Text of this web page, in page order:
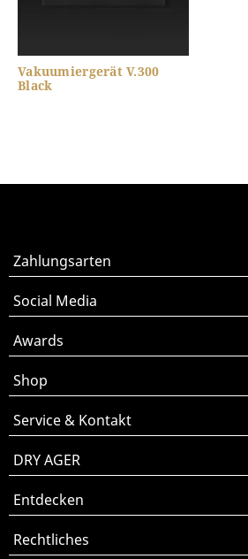
Vakuumiergerät V.300
Black
Zahlungsarten
Social Media
Awards
Shop
Service & Kontakt
DRY AGER
Entdecken
Rechtliches